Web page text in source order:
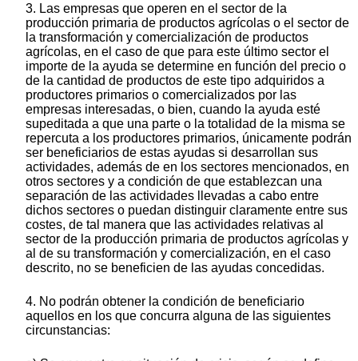
3. Las empresas que operen en el sector de la
producción primaria de productos agrícolas o el sector de
la transformación y comercialización de productos
agrícolas, en el caso de que para este último sector el
importe de la ayuda se determine en función del precio o
de la cantidad de productos de este tipo adquiridos a
productores primarios o comercializados por las
empresas interesadas, o bien, cuando la ayuda esté
supeditada a que una parte o la totalidad de la misma se
repercuta a los productores primarios, únicamente podrán
ser beneficiarios de estas ayudas si desarrollan sus
actividades, además de en los sectores mencionados, en
otros sectores y a condición de que establezcan una
separación de las actividades llevadas a cabo entre
dichos sectores o puedan distinguir claramente entre sus
costes, de tal manera que las actividades relativas al
sector de la producción primaria de productos agrícolas y
al de su transformación y comercialización, en el caso
descrito, no se beneficien de las ayudas concedidas.
4. No podrán obtener la condición de beneficiario
aquellos en los que concurra alguna de las siguientes
circunstancias: